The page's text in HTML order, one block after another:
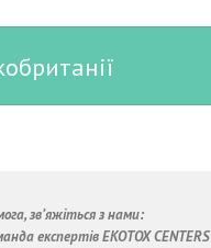
зв’яжіться з нами:
експертів EKOTOX CENTERS